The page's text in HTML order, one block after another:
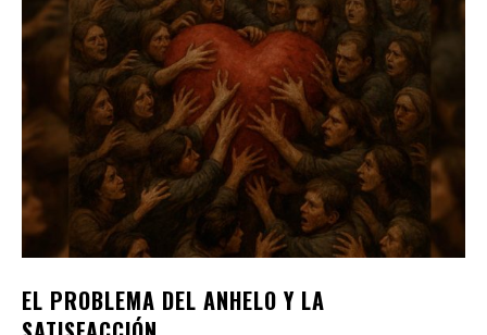
EL PROBLEMA DEL ANHELO Y LA